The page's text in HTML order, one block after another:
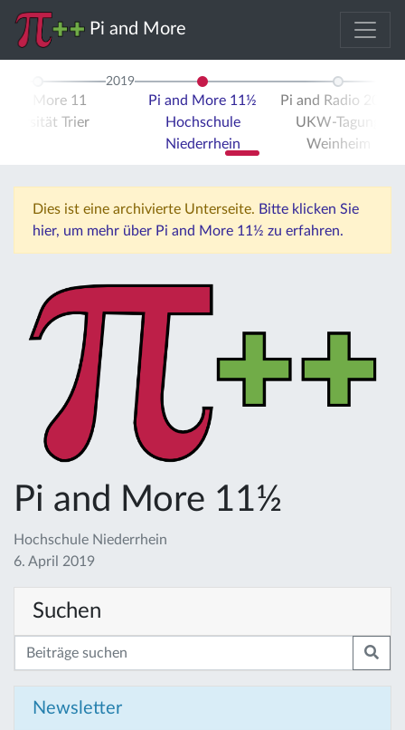
Pi and More
and More 11
Trier
2019
Pi and More 11½
Hochschule
Niederrhein
Pi and Radio 2019
UKW-Tagung
Weinheim
Dies ist eine archivierte Unterseite. Bitte klicken Sie
hier, um mehr über Pi and More 11½ zu erfahren.
Pi and More 11½
Hochschule Niederrhein
6. April 2019
Suchen
Newsletter